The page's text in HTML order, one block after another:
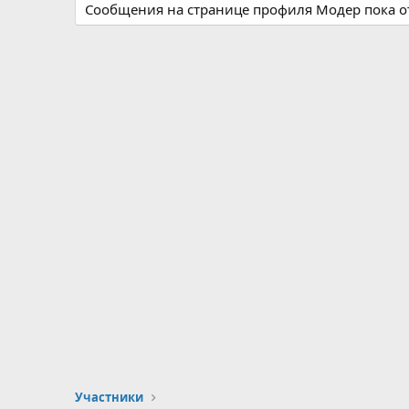
Сообщения на странице профиля Модер пока
Участники